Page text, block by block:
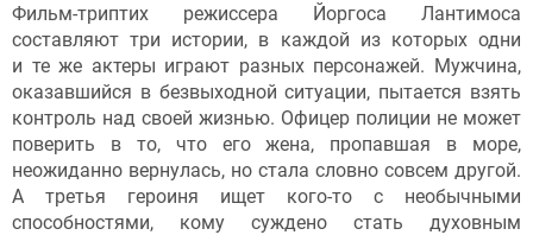
Фильм-триптих режиссера Йоргоса Лантимоса
составляют три истории, в каждой из которых одни
и те же актеры играют разных персонажей. Мужчина,
оказавшийся в безвыходной ситуации, пытается взять
контроль над своей жизнью. Офицер полиции не может
поверить в то, что его жена, пропавшая в море,
неожиданно вернулась, но стала словно совсем другой.
А третья героиня ищет кого-то с необычными
способностями, кому суждено стать духовным